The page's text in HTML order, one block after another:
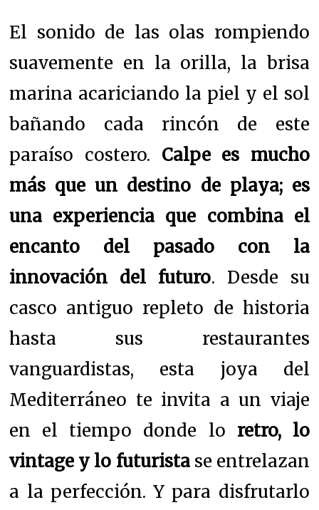
El sonido de las olas rompiendo
suavemente en la orilla, la brisa
marina acariciando la piel y el sol
bañando cada rincón de este
paraíso costero. Calpe es mucho
más que un destino de playa; es
una experiencia que combina el
encanto del pasado con la
innovación del futuro. Desde su
casco antiguo repleto de historia
hasta sus restaurantes
vanguardistas, esta joya del
Mediterráneo te invita a un viaje
en el tiempo donde lo retro, lo
vintage y lo futuristase entrelazan
a la perfección. Y para disfrutarlo